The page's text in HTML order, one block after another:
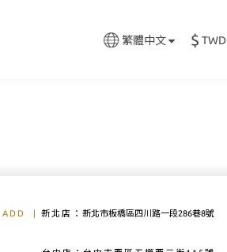
繁體中文 $ TWD
ADD | 新北店： 新北市板橋區四川路一段286巷8號